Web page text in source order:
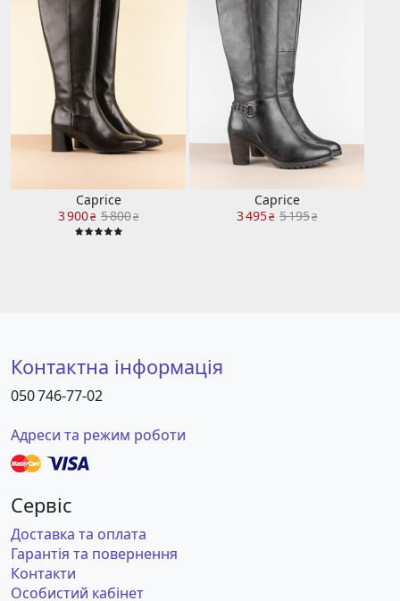
Caprice
3 900₴ 5 800₴
Caprice
3 495₴ 5 195₴
Контактна інформація
050 746-77-02
Адреси та режим роботи
Сервіс
Доставка та оплата
Гарантія та повернення
Контакти
Особистий кабінет